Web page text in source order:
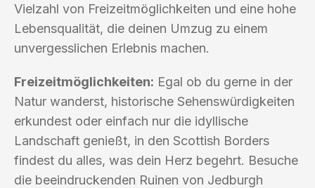
Vielzahl von Freizeitmöglichkeiten und eine hohe
Lebensqualität, die deinen Umzug zu einem
unvergesslichen Erlebnis machen.
Freizeitmöglichkeiten: Egal ob du gerne in der
Natur wanderst, historische Sehenswürdigkeiten
erkundest oder einfach nur die idyllische
Landschaft genießt, in den Scottish Borders
findest du alles, was dein Herz begehrt. Besuche
die beeindruckenden Ruinen von Jedburgh